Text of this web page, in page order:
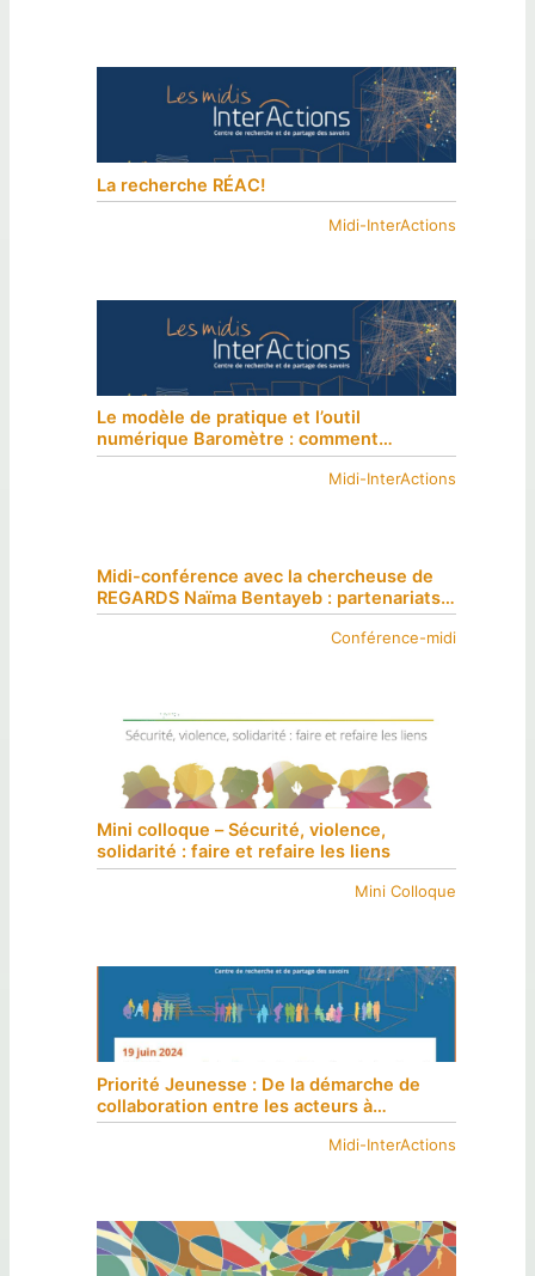
La recherche RÉAC!
Midi-InterActions
Le modèle de pratique et l’outil
numérique Baromètre : comment
apprendre ensemble en orientant l’action
sur les forces et les objectifs desMidi-InterActions
Midi-conférence avec la chercheuse de
REGARDS Naïma Bentayeb : partenariats
intersectoriels et intraétablissements
Conférence-midi
Mini colloque – Sécurité, violence,
solidarité : faire et refaire les liens
Mini Colloque
Priorité Jeunesse : De la démarche de
collaboration entre les acteurs à
l’évaluation des effets du plan d’action
Midi-InterActions